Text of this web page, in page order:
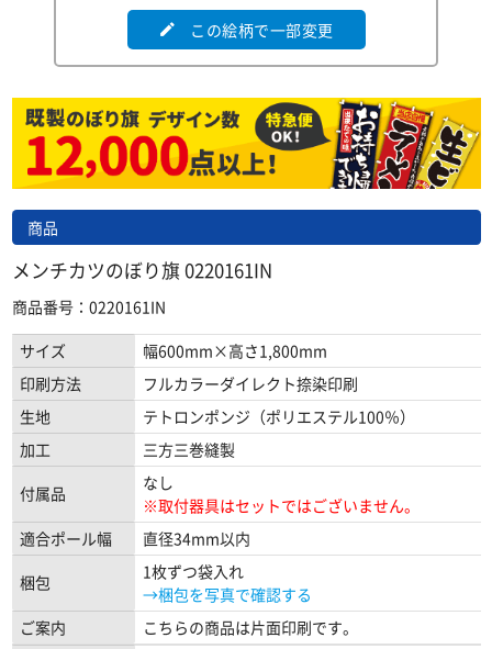
edit この絵柄で一部変更
商品
メンチカツのぼり旗 0220161IN
商品番号：0220161IN
サイズ
幅600mm×高さ1,800mm
印刷方法
フルカラーダイレクト捺染印刷
生地
テトロンポンジ（ポリエステル100％）
加工
三方三巻縫製
付属品
なし
※取付器具はセットではございません。
適合ポール幅
直径34mm以内
梱包
1枚ずつ袋入れ
→梱包を写真で確認する
ご案内
こちらの商品は片面印刷です。